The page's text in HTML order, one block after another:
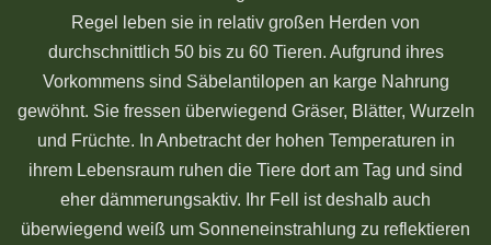
Regel leben sie in relativ großen Herden von
durchschnittlich 50 bis zu 60 Tieren. Aufgrund ihres
Vorkommens sind Säbelantilopen an karge Nahrung
gewöhnt. Sie fressen überwiegend Gräser, Blätter, Wurzeln
und Früchte. In Anbetracht der hohen Temperaturen in
ihrem Lebensraum ruhen die Tiere dort am Tag und sind
eher dämmerungsaktiv. Ihr Fell ist deshalb auch
überwiegend weiß um Sonneneinstrahlung zu reflektieren